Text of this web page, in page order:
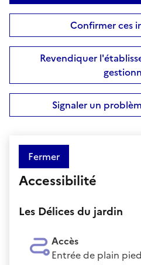
Confirmer ces
Revendiquer
Signaler un
Fermer
Accessibilité
Les Délices du jardin
Accès
Entrée de plain pied